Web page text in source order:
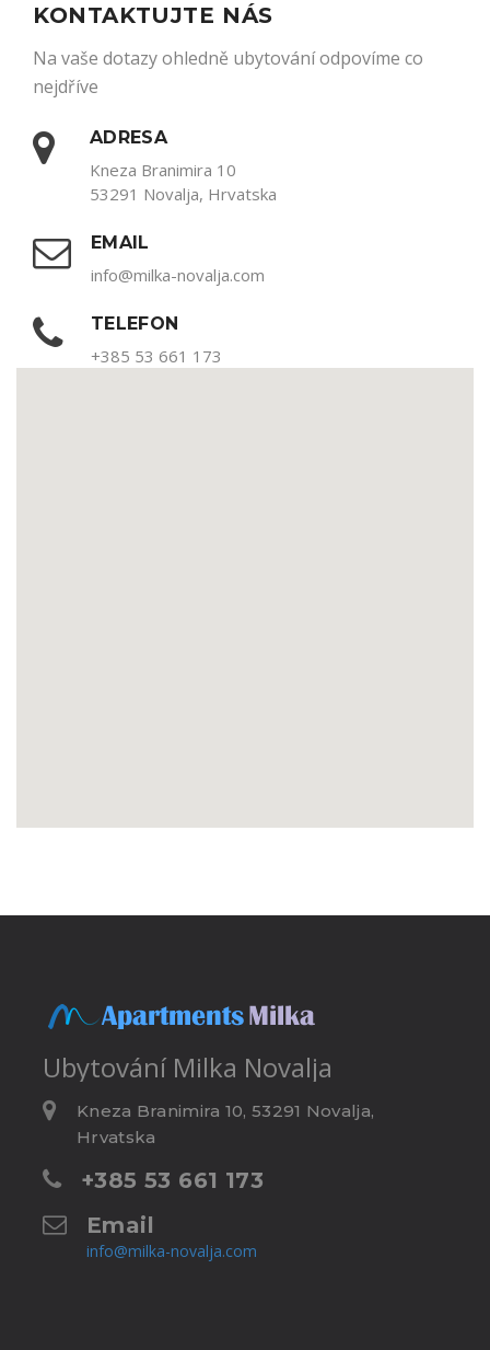
KONTAKTUJTE NÁS
Na vaše dotazy ohledně ubytování odpovíme co
nejdříve
ADRESA
Kneza Branimira 10
53291 Novalja, Hrvatska
EMAIL
info@milka-novalja.com
TELEFON
+385 53 661 173
Ubytování Milka Novalja
Kneza Branimira 10, 53291 Novalja,
Hrvatska
+385 53 661 173
Email
info@milka-novalja.com